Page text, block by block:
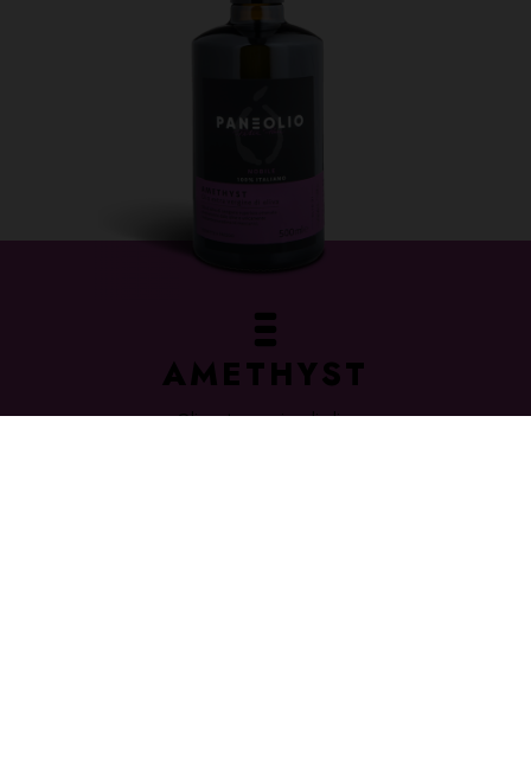
AMETHYST
Olio extra vergine di oliva